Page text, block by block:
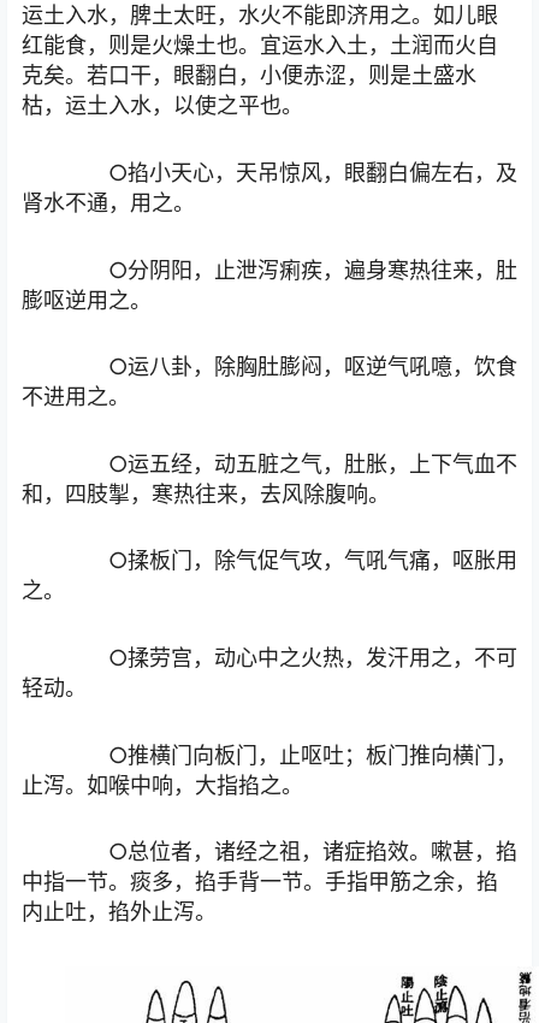
运土入水，脾土太旺，水火不能即济用之。如儿眼
红能食，则是火燥土也。宜运水入土，土润而火自
克矣。若口干，眼翻白，小便赤涩，则是土盛水
枯，运土入水，以使之平也。
○掐小天心，天吊惊风，眼翻白偏左右，及
肾水不通，用之。
○分阴阳，止泄泻痢疾，遍身寒热往来，肚
膨呕逆用之。
○运八卦，除胸肚膨闷，呕逆气吼噫，饮食
不进用之。
○运五经，动五脏之气，肚胀，上下气血不
和，四肢掣，寒热往来，去风除腹响。
○揉板门，除气促气攻，气吼气痛，呕胀用
之。
○揉劳宫，动心中之火热，发汗用之，不可
轻动。
○推横门向板门，止呕吐；板门推向横门，
止泻。如喉中响，大指掐之。
○总位者，诸经之祖，诸症掐效。嗽甚，掐
中指一节。痰多，掐手背一节。手指甲筋之余，掐
内止吐，掐外止泻。